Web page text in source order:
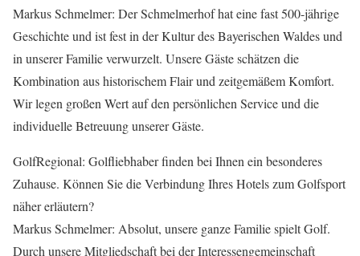
Markus Schmelmer: Der Schmelmerhof hat eine fast 500-jährige
Geschichte und ist fest in der Kultur des Bayerischen Waldes und
in unserer Familie verwurzelt. Unsere Gäste schätzen die
Kombination aus historischem Flair und zeitgemäßem Komfort.
Wir legen großen Wert auf den persönlichen Service und die
individuelle Betreuung unserer Gäste.
GolfRegional: Golfliebhaber finden bei Ihnen ein besonderes
Zuhause. Können Sie die Verbindung Ihres Hotels zum Golfsport
näher erläutern?
Markus Schmelmer: Absolut, unsere ganze Familie spielt Golf.
Durch unsere Mitgliedschaft bei der Interessengemeinschaft